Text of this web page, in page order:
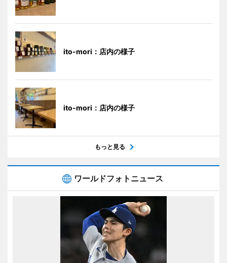
ito-mori：店内の様子
ito-mori：店内の様子
もっと見る
ワールドフォトニュース